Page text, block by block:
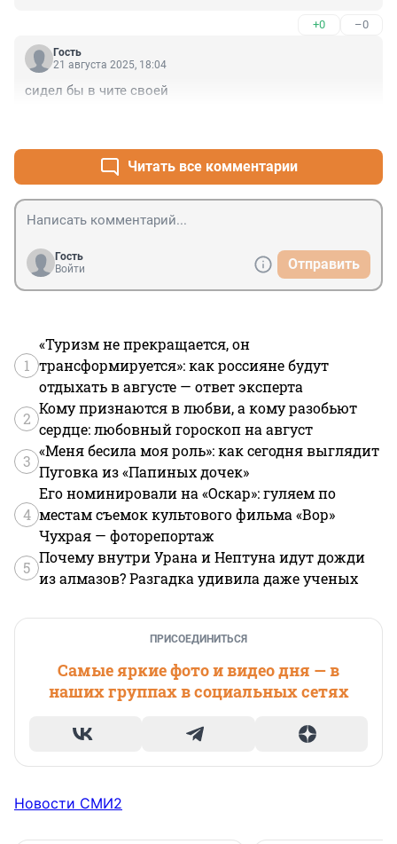
+0 –0
Гость
21 августа 2025, 18:04
сидел бы в чите своей
Читать все комментарии
Гость
Войти
Отправить
1
«Туризм не прекращается, он
трансформируется»: как россияне будут
отдыхать в августе — ответ эксперта
2
Кому признаются в любви, а кому разобьют
сердце: любовный гороскоп на август
3
«Меня бесила моя роль»: как сегодня выглядит
Пуговка из «Папиных дочек»
4
Его номинировали на «Оскар»: гуляем по
местам съемок культового фильма «Вор»
Чухрая — фоторепортаж
5
Почему внутри Урана и Нептуна идут дожди
из алмазов? Разгадка удивила даже ученых
ПРИСОЕДИНИТЬСЯ
Самые яркие фото и видео дня — в
наших группах в социальных сетях
Новости СМИ2